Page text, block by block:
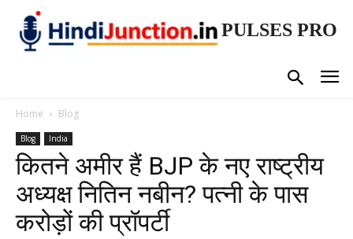
PULSES PRO
Home Blog
Blog India
कितने अमीर हैं BJP के नए राष्ट्रीय
अध्यक्ष नितिन नबीन? पत्नी के पास
करोड़ों की प्रॉपर्टी